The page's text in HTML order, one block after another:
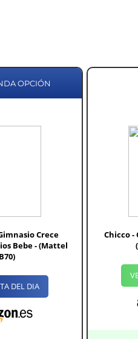
OPCIÓN
Crece
Bebe - (Mattel
DEL DIA
Chicco